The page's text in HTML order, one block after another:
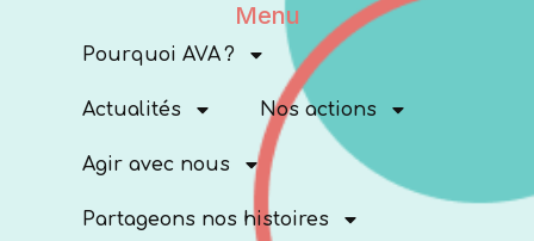
Menu
Pourquoi AVA ?
Actualités Nos actions
Agir avec nous
Partageons nos histoires